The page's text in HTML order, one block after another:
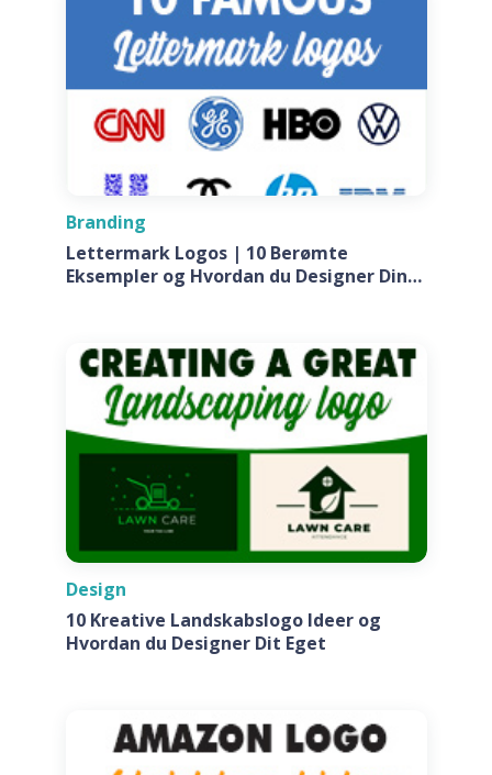
Branding
Lettermark Logos | 10 Berømte
Eksempler og Hvordan du Designer Din
Design
10 Kreative Landskabslogo Ideer og
Hvordan du Designer Dit Eget